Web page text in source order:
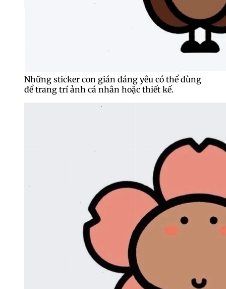
Những sticker con gián đáng yêu có thể dùng
để trang trí ảnh cá nhân hoặc thiết kế.